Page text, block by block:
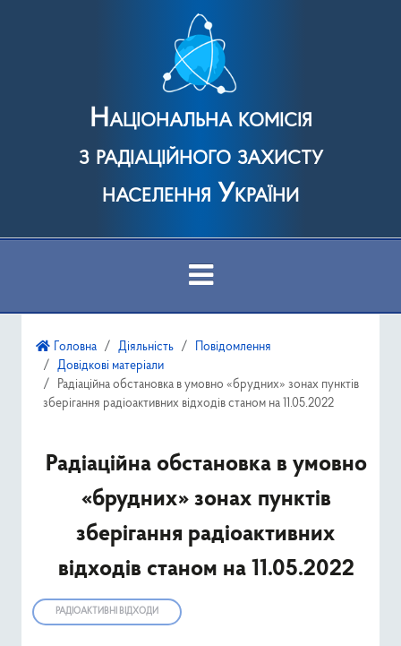
Національна комісія
з радіаційного захисту
населення України
Діяльність
Публічна інформація
Type 2 or
Головна Діяльність
Повідомлення
Довідкові матеріали
Радіаційна обстановка в умовно «брудних» зонах пунктів
зберігання радіоактивних відходів станом на 11.05.2022
Радіаційна обстановка в умовно
«брудних» зонах пунктів
зберігання радіоактивних
відходів станом на 11.05.2022
РАДІОАКТИВНІ ВІДХОДИ